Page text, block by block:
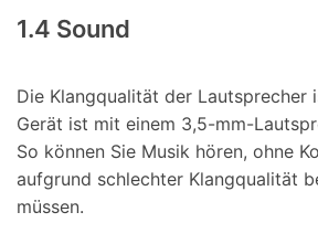
1.4 Sound
Die Klangqualität der Lautsprecher
Gerät ist mit einem 3,5-mm-
So können Sie Musik hören, ohne
aufgrund schlechter Klangqualität
müssen.